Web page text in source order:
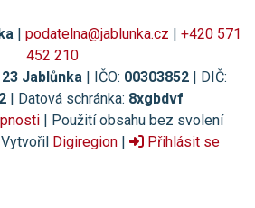
| podatelna@jablunka.cz | +420 571
452 210
Jablůnka | IČO: 00303852 | DIČ:
| Datová schránka: 8xgbdvf
| Použití obsahu bez svolení
Digiregion| Přihlásit se